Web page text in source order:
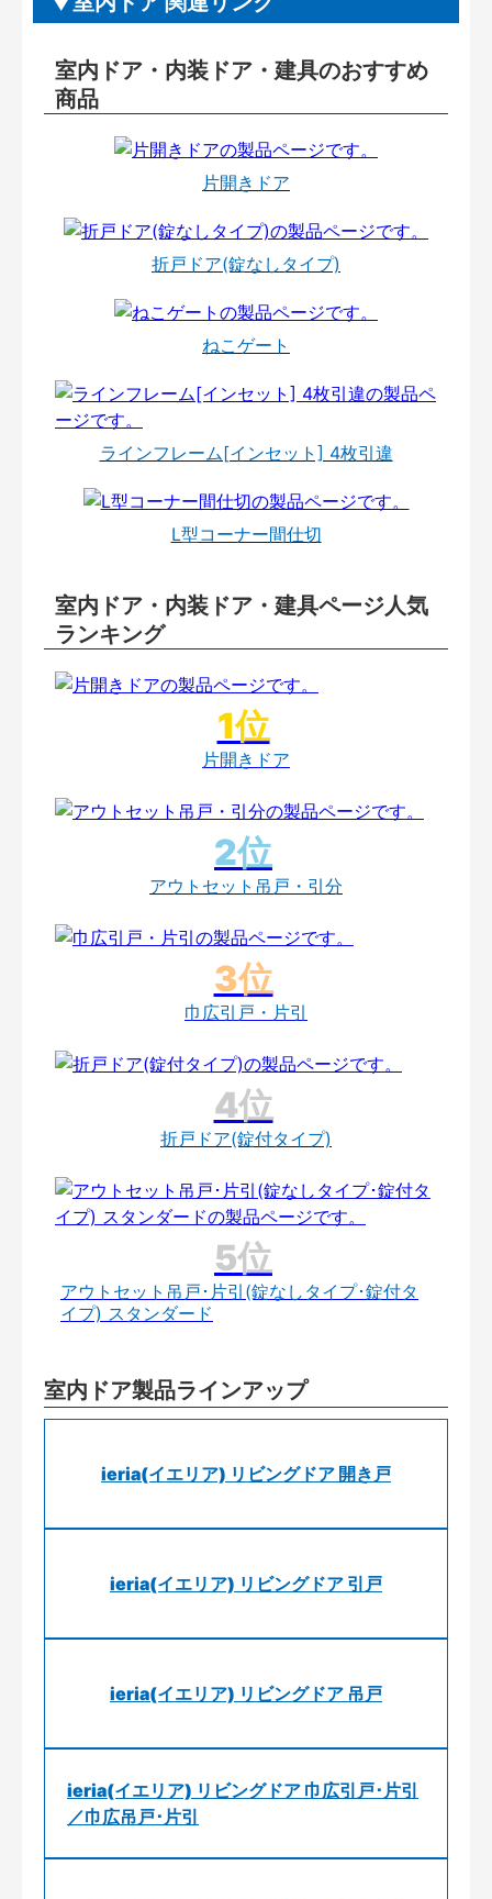
室内ドア・内装ドア・建具のおすすめ
商品
片開きドア
折戸ドア(錠なしタイプ)
ねこゲート
ラインフレーム[インセット] 4枚引違
L型コーナー間仕切
室内ドア・内装ドア・建具ページ人気
ランキング
片開きドア
アウトセット吊戸・引分
巾広引戸・片引
折戸ドア(錠付タイプ)
アウトセット吊戸･片引(錠なしタイプ･錠付タ
イプ) スタンダード
室内ドア製品ラインアップ
ieria(イエリア) リビングドア 開き戸
ieria(イエリア) リビングドア 引戸
ieria(イエリア) リビングドア 吊戸
ieria(イエリア) リビングドア 巾広引戸･片引
／巾広吊戸･片引